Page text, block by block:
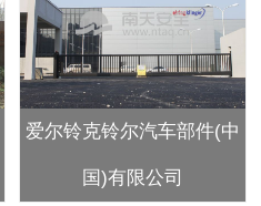
爱尔铃克铃尔汽车部件(中
国)有限公司